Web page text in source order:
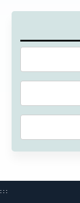
:::